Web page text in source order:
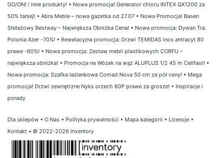
GO/ON! i inne produkty! • Nowa promocja! Generator chloru INTEX QX1200 za
50% taniej! • Abra Meble – nowa gazetka od 27.07 • Nowa Promocja! Basen
Stelażowy Bestway – Największa Obniżka Cena! • Nowa promocja: Dywan Tra.
Polonia Azer -70%! • Rewelacyjna promocja: Drzwi TEMIDAS inox antracyt 80
prawe -60%! • Nowa promocja: Zestaw mebli plastikowych CORFU –
największa obniżka! • Promocja na Wózek na wąż ALUPLUS 1/2 45 m Cellfast! •
Nowa promocja: Szafka łazienkowa Comad Nova 50 cm za pół ceny! • Mega
promocja! Drzwi zewnętrzne Nyks orzech 80P prawe za grosze! • Inspiracje i
porady
Dla sklepów • O Nas • Polityka prywatności • Mapa kategorii • Licencje •
Kontakt • © 2022-2026 Inventory